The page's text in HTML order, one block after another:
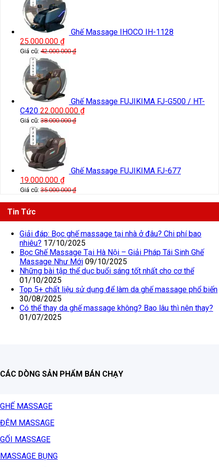
Ghế Massage IHOCO IH-1128
25.000.000 ₫
Giá cũ: 42.000.000₫
Ghế Massage FUJIKIMA FJ-G500 / HT-
C420 22.000.000 ₫
Giá cũ: 38.000.000₫
Ghế Massage FUJIKIMA FJ-677
19.000.000 ₫
Giá cũ: 35.000.000₫
Tin Tức
Giải đáp: Bọc ghế massage tại nhà ở đâu? Chi phí bao
nhiêu? 17/10/2025
Bọc Ghế Massage Tại Hà Nội – Giải Pháp Tái Sinh Ghế
Massage Như Mới 09/10/2025
Những bài tập thể dục buổi sáng tốt nhất cho cơ thể
01/10/2025
Top 5+ chất liệu sử dụng để làm da ghế massage phổ biến
30/08/2025
Có thể thay da ghế massage không? Bao lâu thì nên thay?
01/07/2025
CÁC DÒNG SẢN PHẨM BÁN CHẠY
GHẾ MASSAGE
ĐỆM MASSAGE
GỐI MASSAGE
MASSAGE BỤNG